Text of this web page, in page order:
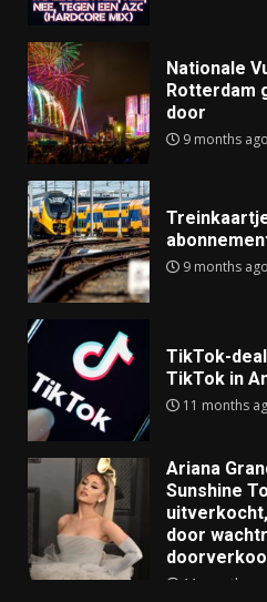
Nationale
Rotterdam
door
9 months ago
9 months ago
TikTok-
TikTok in
11 months
Ariana
Sunshine
door
11 months ago